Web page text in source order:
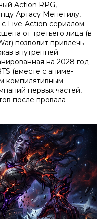
Action RPG,
Артасу Менетилу,
Live-Action сериалом.
от третьего лица (в
) позволит привлечь
внутренней
на 2028 год
(вместе с аниме-
компилятивным
первых частей,
после провала